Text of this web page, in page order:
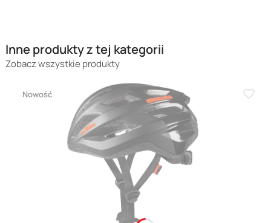
Inne produkty z tej kategorii
Zobacz wszystkie produkty
Nowość